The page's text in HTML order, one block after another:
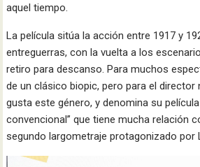
aquel tiempo.
La película sitúa la acción entre 1917 y
entreguerras, con la vuelta a los
retiro para descanso. Para muchos
de un clásico biopic, pero para el director
gusta este género, y denomina su
convencional” que tiene mucha relación
segundo largometraje protagonizado por